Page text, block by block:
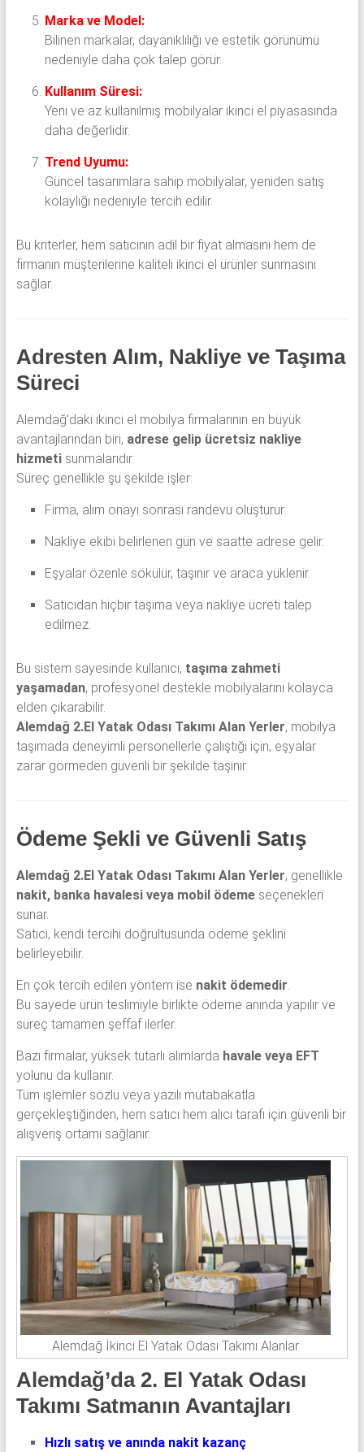
Marka ve Model:
Bilinen markalar, dayanıklılığı ve estetik görünümü
nedeniyle daha çok talep görür.
Kullanım Süresi:
Yeni ve az kullanılmış mobilyalar ikinci el piyasasında
daha değerlidir.
Trend Uyumu:
Güncel tasarımlara sahip mobilyalar, yeniden satış
kolaylığı nedeniyle tercih edilir.
Bu kriterler, hem satıcının adil bir fiyat almasını hem de
firmanın müşterilerine kaliteli ikinci el ürünler sunmasını
sağlar.
Adresten Alım, Nakliye ve Taşıma
Süreci
Alemdağ’daki ikinci el mobilya firmalarının en büyük
avantajlarından biri, adrese gelip ücretsiz nakliye
hizmetisunmalarıdır.
Süreç genellikle şu şekilde işler:
Firma, alım onayı sonrası randevu oluşturur.
Nakliye ekibi belirlenen gün ve saatte adrese gelir.
Eşyalar özenle sökülür, taşınır ve araca yüklenir.
Satıcıdan hiçbir taşıma veya nakliye ücreti talep
edilmez.
Bu sistem sayesinde kullanıcı, taşıma zahmeti
yaşamadan, profesyonel destekle mobilyalarını kolayca
elden çıkarabilir.
Alemdağ 2.El Yatak Odası Takımı Alan Yerler, mobilya
taşımada deneyimli personellerle çalıştığı için, eşyalar
zarar görmeden güvenli bir şekilde taşınır.
Ödeme Şekli ve Güvenli Satış
Alemdağ 2.El Yatak Odası Takımı Alan Yerler, genellikle
nakit, banka havalesi veya mobil ödemeseçenekleri
sunar.
Satıcı, kendi tercihi doğrultusunda ödeme şeklini
belirleyebilir.
En çok tercih edilen yöntem ise nakit ödemedir
Bu sayede ürün teslimiyle birlikte ödeme anında yapılır ve
süreç tamamen şeffaf ilerler.
Bazı firmalar, yüksek tutarlı alımlarda havale veya EFT
yolunu da kullanır.
Tüm işlemler sözlü veya yazılı mutabakatla
gerçekleştiğinden, hem satıcı hem alıcı tarafı için güvenli bir
alışveriş ortamı sağlanır.
Alemdağ İkinci El Yatak Odası Takımı Alanlar
Alemdağ’da 2. El Yatak Odası
Takımı Satmanın Avantajları
Hızlı satış ve anında nakit kazanç